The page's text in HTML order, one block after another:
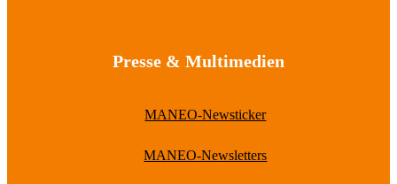
Presse & Multimedien
MANEO-Newsticker
MANEO-Newsletters